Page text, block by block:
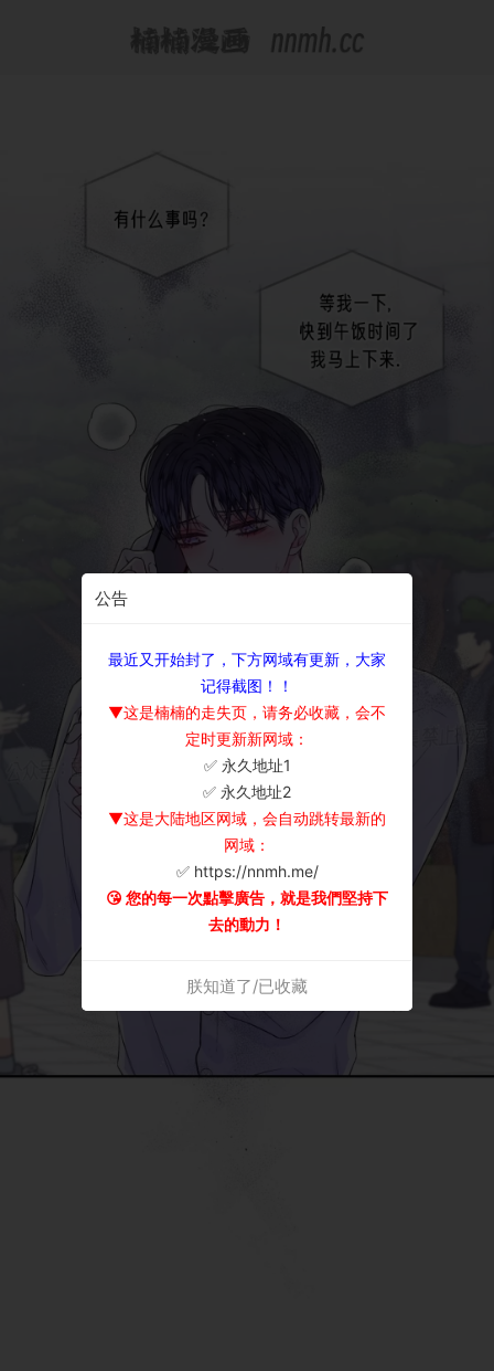
公告
最近又开始封了，下方网域有更新，大家
记得截图！！
▼这是楠楠的走失页，请务必收藏，会不
定时更新新网域：
✅ 永久地址1
✅ 永久地址2
▼这是大陆地区网域，会自动跳转最新的
网域：
✅ https://nnmh.me/
😘 您的每一次點擊廣告，就是我們堅持下
去的動力！
朕知道了/已收藏